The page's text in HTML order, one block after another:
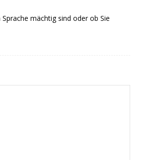
mächtig sind oder ob Sie